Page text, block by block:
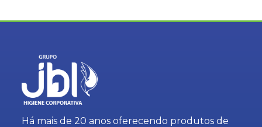
Há mais de 20 anos oferecendo produtos de